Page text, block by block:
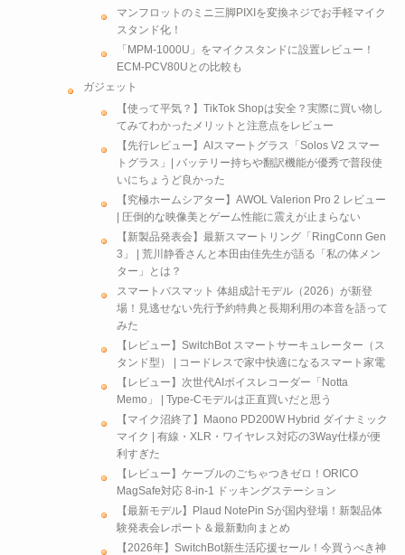
マンフロットのミニ三脚PIXIを変換ネジでお手軽マイク
スタンド化！
「MPM-1000U」をマイクスタンドに設置レビュー！
ECM-PCV80Uとの比較も
ガジェット
【使って平気？】TikTok Shopは安全？実際に買い物し
てみてわかったメリットと注意点をレビュー
【先行レビュー】AIスマートグラス「Solos V2 スマー
トグラス」| バッテリー持ちや翻訳機能が優秀で普段使
いにちょうど良かった
【究極ホームシアター】AWOL Valerion Pro 2 レビュー
| 圧倒的な映像美とゲーム性能に震えが止まらない
【新製品発表会】最新スマートリング「RingConn Gen
3」 | 荒川静香さんと本田由佳先生が語る「私の体メン
ター」とは？
スマートバスマット 体組成計モデル（2026）が新登
場！見逃せない先行予約特典と長期利用の本音を語って
みた
【レビュー】SwitchBot スマートサーキュレーター（ス
タンド型） | コードレスで家中快適になるスマート家電
【レビュー】次世代AIボイスレコーダー「Notta
Memo」 | Type-Cモデルは正直買いだと思う
【マイク沼終了】Maono PD200W Hybrid ダイナミック
マイク | 有線・XLR・ワイヤレス対応の3Way仕様が便
利すぎた
【レビュー】ケーブルのごちゃつきゼロ！ORICO
MagSafe対応 8-in-1 ドッキングステーション
【最新モデル】Plaud NotePin Sが国内登場！新製品体
験発表会レポート＆最新動向まとめ
【2026年】SwitchBot新生活応援セール！今買うべき神